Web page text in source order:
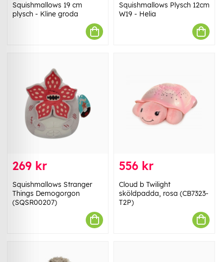
Squishmallows 19 cm
plysch - Kline groda
Squishmallows Plysch 12cm
W19 - Helia
269 kr
Squishmallows Stranger
Things Demogorgon
(SQSR00207)
556 kr
Cloud b Twilight
sköldpadda, rosa (CB7323-
T2P)